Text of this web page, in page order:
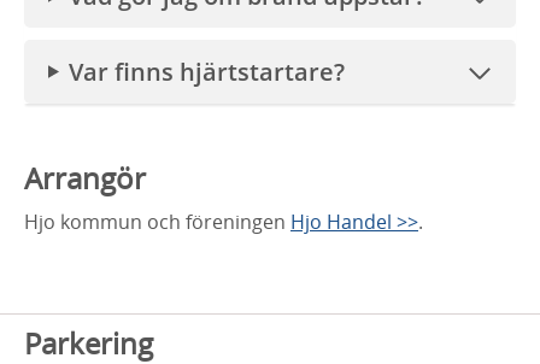
Var finns hjärtstartare?
Arrangör
Hjo kommun och föreningen Hjo Handel >>.
Parkering